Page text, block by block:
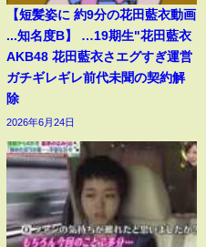
【短髪姿に 約9分の花田藍衣動画
...知名度B】 …19期生"花田藍衣
AKB48 花田藍衣さエグすぎ運営
ガチギレギレ前代未聞の契約解
除
2026年6月24日